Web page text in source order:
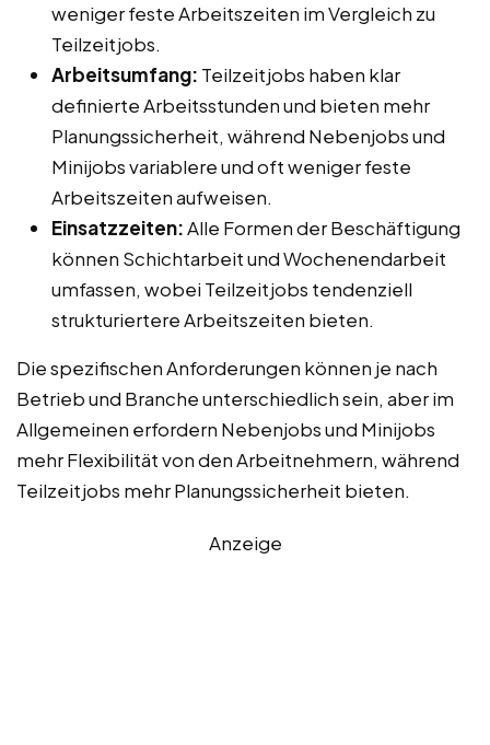
weniger feste Arbeitszeiten im Vergleich zu
Teilzeitjobs.
Arbeitsumfang: Teilzeitjobs haben klar
definierte Arbeitsstunden und bieten mehr
Planungssicherheit, während Nebenjobs und
Minijobs variablere und oft weniger feste
Arbeitszeiten aufweisen.
Einsatzzeiten:Alle Formen der Beschäftigung
können Schichtarbeit und Wochenendarbeit
umfassen, wobei Teilzeitjobs tendenziell
strukturiertere Arbeitszeiten bieten.
Die spezifischen Anforderungen können je nach
Betrieb und Branche unterschiedlich sein, aber im
Allgemeinen erfordern Nebenjobs und Minijobs
mehr Flexibilität von den Arbeitnehmern, während
Teilzeitjobs mehr Planungssicherheit bieten.
Anzeige